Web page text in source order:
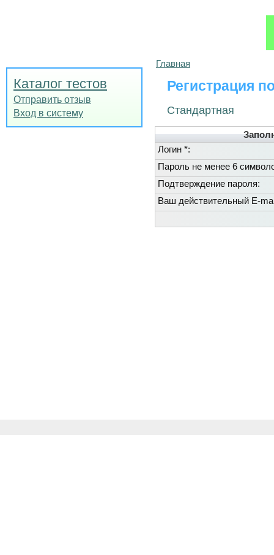
Каталог тестов
Отправить отзыв
Вход в систему
Главная
Регистрация
Стандартная
Логин *:
Пароль не менее 6
Подтверждение пароля:
Ваш действительный E-